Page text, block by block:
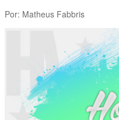
Por: Matheus Fabbris